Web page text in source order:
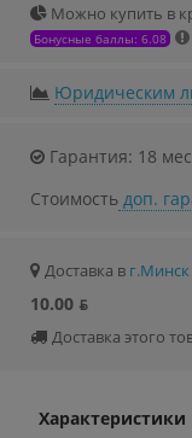
Можно купить в
Бонусные баллы: 6.08
Юридическим
Гарантия: 18
Стоимость доп.
Доставка в г.Минск
10.00 ƃ
Доставка этого
Характеристики